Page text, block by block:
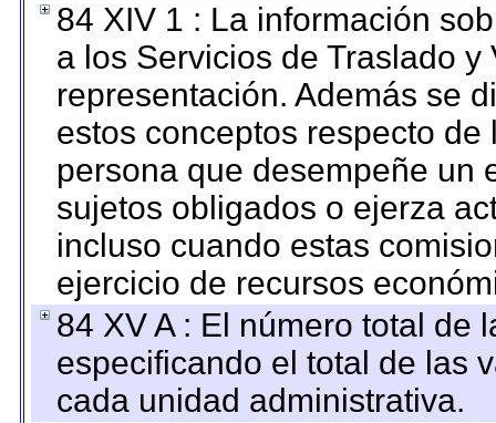
84 XIV 1 : La información
a los Servicios de Traslado
representación. Además se
estos conceptos respecto
persona que desempeñe un
sujetos obligados o ejerza
incluso cuando estas
ejercicio de recursos
84 XV A : El número total de
especificando el total de las
cada unidad administrativa.